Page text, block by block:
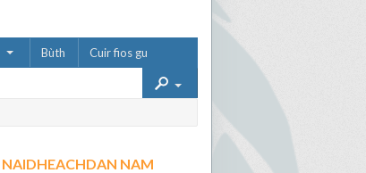
Bùth Cuir fios gu
NAIDHEACHDAN NAM